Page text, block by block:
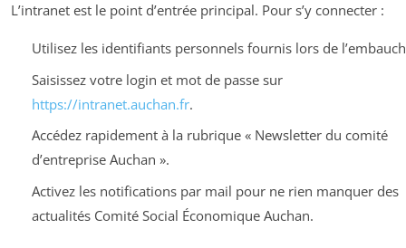
L’intranet est le point d’entrée principal. Pour s’y connecter :
Utilisez les identifiants personnels fournis lors de
Saisissez votre login et mot de passe sur
https://intranet.auchan.fr.
Accédez rapidement à la rubrique « Newsletter du comité
d’entreprise Auchan ».
Activez les notifications par mail pour ne rien manquer des
actualités Comité Social Économique Auchan.